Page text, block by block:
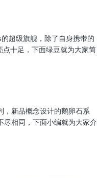
超级旗舰，除了自身携带的
十足，下面绿豆就为大家简
，新品概念设计的鹅卵石系
相同，下面小编就为大家介